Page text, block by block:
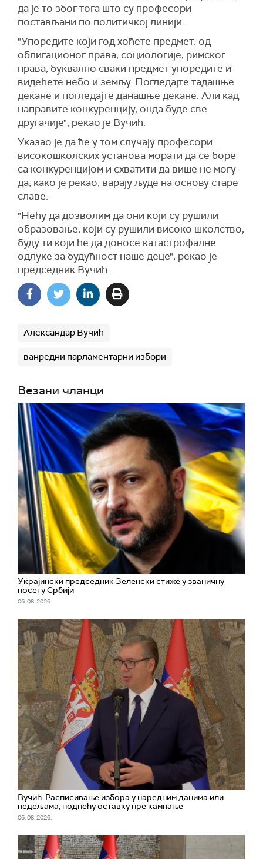
да је то због тога што су професори
постављани по политичкој линији.
"Упоредите који год хоћете предмет: од
облигационог права, социологије, римског
права, буквално сваки предмет упоредите и
видећете небо и земљу. Погледајте тадашње
декане и погледајте данашње декане. Али кад
направите конкуренцију, онда буде све
другачије", рекао је Вучић.
Указао је да ће у том случају професори
високошколских установа морати да се боре
са конкуренцијом и схватити да више не могу
да, како је рекао, варају људе на основу старе
славе.
"Нећу да дозволим да они који су рушили
образовање, који су рушили високо школство,
буду ти који ће да доносе катастрофалне
одлуке за будућност наше деце", рекао је
председник Вучић.
Александар Вучић
ванредни парламентарни избори
Везани чланци
Украјински председник Зеленски стиже у званичну
посету Србији
06. 08. 2026.
Вучић: Расписивање избора у наредним данима или
недељама, поднећу оставку пре кампање
06. 08. 2026.